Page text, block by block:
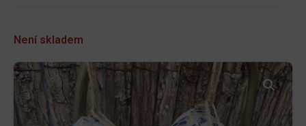
Není skladem